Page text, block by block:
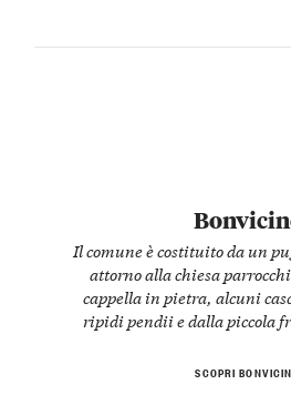
Il comune è costituito da un
attorno alla chiesa
cappella in pietra, alcuni
ripidi pendii e dalla piccola
SCOPRI